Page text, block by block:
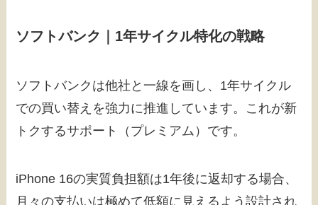
ソフトバンク｜1年サイクル特化の戦略
ソフトバンクは他社と一線を画し、1年サイクル
での買い替えを強力に推進しています。これが新
トクするサポート（プレミアム）です。
iPhone 16の実質負担額は1年後に返却する場合、
月々の支払いは極めて低額に見えるよう設計され